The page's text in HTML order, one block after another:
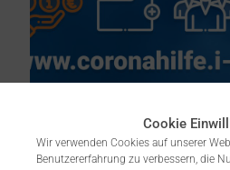
Cookie
Wir verwenden Cookies auf unserer
Benutzererfahrung zu verbessern, die
on 20.
Recruiting